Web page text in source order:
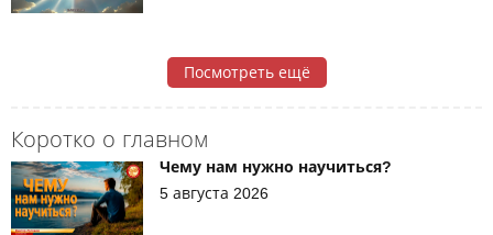
Коротко о главном
Чему нам нужно научиться?
5 августа 2026
Посмотреть ещё